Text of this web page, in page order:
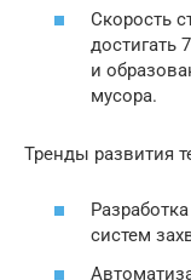
Скорость
достигать
и
мусора.
Тренды развития
систем